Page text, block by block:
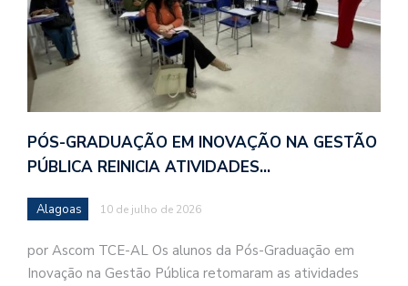
PÓS-GRADUAÇÃO EM INOVAÇÃO NA GESTÃO
PÚBLICA REINICIA ATIVIDADES…
Alagoas 10 de julho de 2026
por Ascom TCE-AL Os alunos da Pós-Graduação em
Inovação na Gestão Pública retomaram as atividades